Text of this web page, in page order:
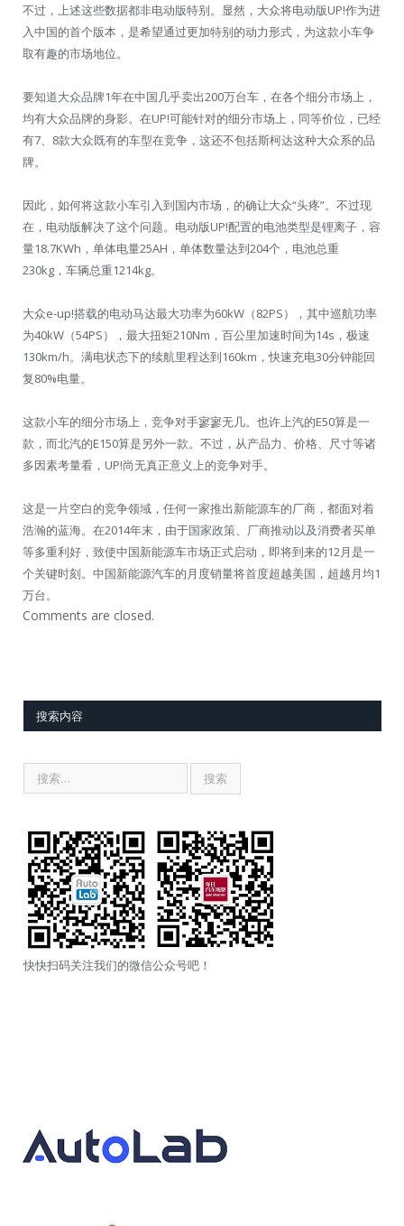
不过，上述这些数据都非电动版特别。显然，大众将电动版UP!作为进
入中国的首个版本，是希望通过更加特别的动力形式，为这款小车争
取有趣的市场地位。
要知道大众品牌1年在中国几乎卖出200万台车，在各个细分市场上，
均有大众品牌的身影。在UP!可能针对的细分市场上，同等价位，已经
有7、8款大众既有的车型在竞争，这还不包括斯柯达这种大众系的品
牌。
因此，如何将这款小车引入到国内市场，的确让大众“头疼”。不过现
在，电动版解决了这个问题。电动版UP!配置的电池类型是锂离子，容
量18.7KWh，单体电量25AH，单体数量达到204个，电池总重
230kg，车辆总重1214kg。
大众e-up!搭载的电动马达最大功率为60kW（82PS），其中巡航功率
为40kW（54PS），最大扭矩210Nm，百公里加速时间为14s，极速
130km/h。满电状态下的续航里程达到160km，快速充电30分钟能回
复80%电量。
这款小车的细分市场上，竞争对手寥寥无几。也许上汽的E50算是一
款，而北汽的E150算是另外一款。不过，从产品力、价格、尺寸等诸
多因素考量看，UP!尚无真正意义上的竞争对手。
这是一片空白的竞争领域，任何一家推出新能源车的厂商，都面对着
浩瀚的蓝海。在2014年末，由于国家政策、厂商推动以及消费者买单
等多重利好，致使中国新能源车市场正式启动，即将到来的12月是一
个关键时刻。中国新能源汽车的月度销量将首度超越美国，超越月均1
万台。
Comments are closed.
搜索内容
快快扫码关注我们的微信公众号吧！